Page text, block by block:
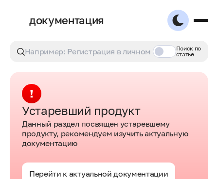
документация
Поиск по
статье
Устаревший продукт
Данный раздел посвящен устаревшему
продукту, рекомендуем изучить актуальную
документацию
Перейти к актуальной документации